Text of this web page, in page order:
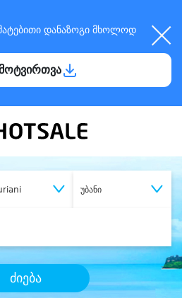
დანაზოგი მხოლოდ
უბანი
ძიება